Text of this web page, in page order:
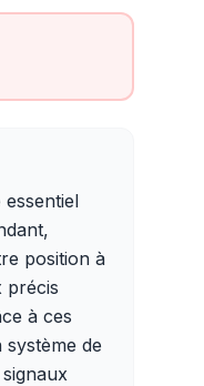
position à
précis
à ces
de